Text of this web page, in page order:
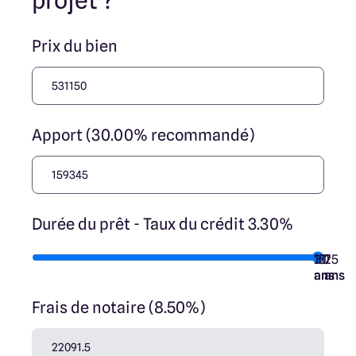
Prix du bien
Apport (30.00% recommandé)
Durée du prêt - Taux du crédit 3.30%
7
ans
10
ans
15
ans
20
ans
25
ans
Frais de notaire (8.50%)